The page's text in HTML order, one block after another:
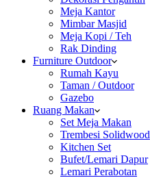
Meja Kantor
Mimbar Masjid
Meja Kopi / Teh
Rak Dinding
Furniture Outdoor
Rumah Kayu
Taman / Outdoor
Gazebo
Ruang Makan
Set Meja Makan
Trembesi Solidwood
Kitchen Set
Bufet/Lemari Dapur
Lemari Perabotan